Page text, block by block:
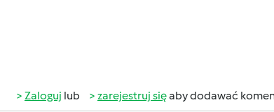
Zaloguj lub zarejestruj sięaby dodawać